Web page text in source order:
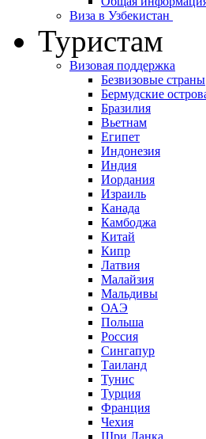
Виза в Узбекистан
Туристам
Визовая поддержка
Безвизовые страны
Бермудские
Бразилия
Вьетнам
Египет
Индонезия
Индия
Иордания
Израиль
Канада
Камбоджа
Китай
Кипр
Латвия
Малайзия
Мальдивы
ОАЭ
Польша
Россия
Сингапур
Таиланд
Тунис
Турция
Франция
Чехия
Шри Ланка